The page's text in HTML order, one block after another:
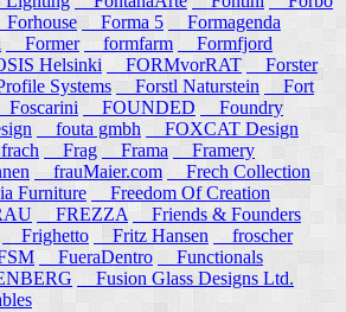
Forma 5
Formagenda
Former formfarm
Formfjord
Helsinki
FORMvorRAT
Forster
Systems
Forstl Naturstein
Fort
Foscarini FOUNDED
Foundry
fouta gmbh
FOXCAT Design
Frag Frama
Framery
frauMaier.com
Frech Collection
Furniture
Freedom Of Creation
FREZZA
Friends & Founders
Frighetto Fritz Hansen
froscher
FueraDentro
Functionals
Fusion Glass Designs Ltd.